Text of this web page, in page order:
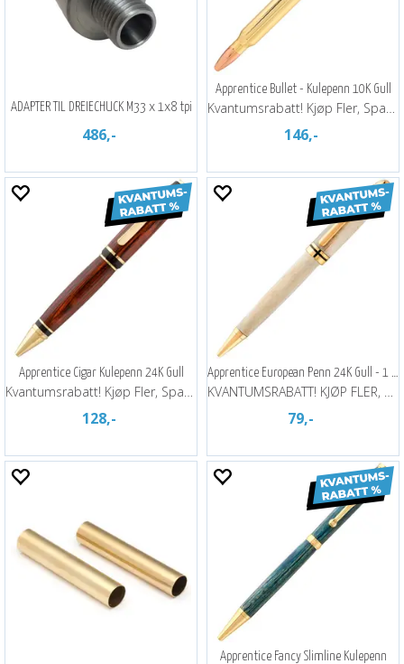
ADAPTER TIL DREIECHUCK M33 x 1x8 tpi
486,-
Apprentice Bullet - Kulepenn 10K Gull
Kvantumsrabatt! Kjøp Fler, Spar Mer!
146,-
Apprentice Cigar Kulepenn 24K Gull
Kvantumsrabatt! Kjøp Fler, Spar Mer!
128,-
Apprentice European Penn 24K Gull - 1 St
KVANTUMSRABATT! KJØP FLER, SPAR MER!
79,-
Apprentice Fancy Slimline Kulepenn